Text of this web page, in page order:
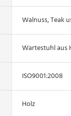
Walnuss, Teak
Wartestuhl aus
ISO9001:2008
Holz